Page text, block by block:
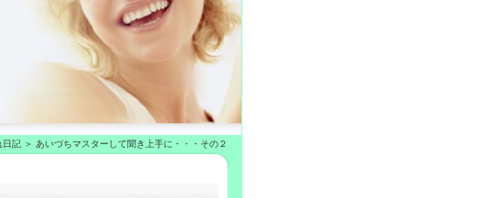
日記 あいづちマスターして聞き上手に・・・その２